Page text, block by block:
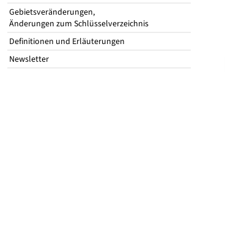
Gebietsveränderungen,
Änderungen zum Schlüsselverzeichnis
Definitionen und Erläuterungen
Newsletter